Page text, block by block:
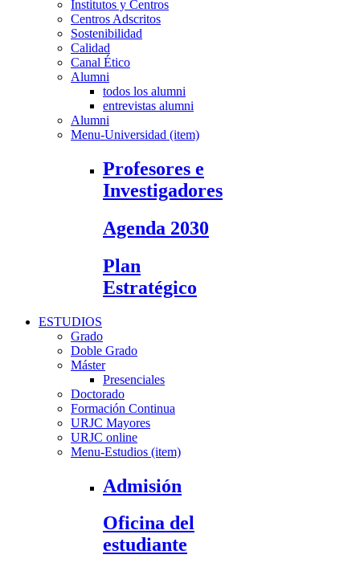
Institutos y Centros
Centros Adscritos
Sostenibilidad
Calidad
Canal Ético
Alumni
todos los alumni
entrevistas alumni
Alumni
Menu-Universidad (item)
Profesores e
Investigadores
Agenda 2030
Plan
Estratégico
ESTUDIOS
Grado
Doble Grado
Máster
Presenciales
Doctorado
Formación Continua
URJC Mayores
URJC online
Menu-Estudios (item)
Admisión
Oficina del
estudiante